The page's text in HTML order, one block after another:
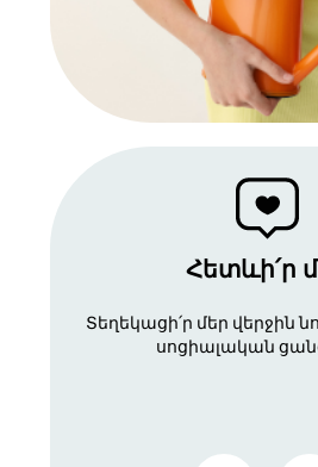
Հետևի՛ր
Տեղեկացի՛ր մեր վերջին
սոցիալական